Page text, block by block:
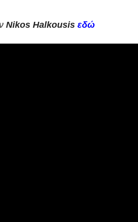
Nikos Halkousis εδώ